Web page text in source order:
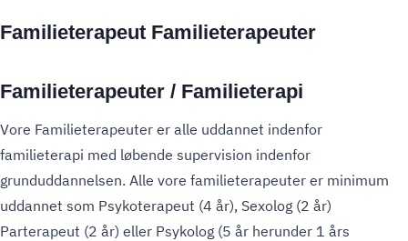
Familieterapeut Familieterapeuter
Familieterapeuter / Familieterapi
Vore Familieterapeuter er alle uddannet indenfor
familieterapi med løbende supervision indenfor
grunduddannelsen. Alle vore familieterapeuter er minimum
uddannet som Psykoterapeut (4 år), Sexolog (2 år)
Parterapeut (2 år) eller Psykolog (5 år herunder 1 års